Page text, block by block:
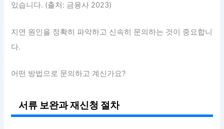
있습니다. (출처: 금융사 2023)
지연 원인을 정확히 파악하고 신속히 문의하는 것이 중요합니
다.
어떤 방법으로 문의하고 계신가요?
서류 보완과 재신청 절차